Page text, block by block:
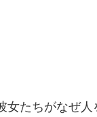
たちがなぜ